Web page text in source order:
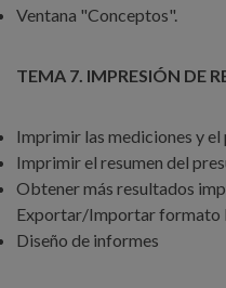
Ventana "Conceptos".
TEMA 7. IMPRESIÓN DE
Imprimir las mediciones y el
Imprimir el resumen del
Obtener más resultados
Exportar/Importar formato
Diseño de informes